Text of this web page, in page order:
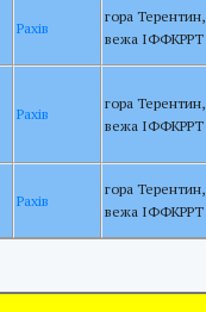
Рахів
гора Терентин,
вежа ІФФКРРТ
Рахів
гора Терентин,
вежа ІФФКРРТ
Рахів
гора Терентин,
вежа ІФФКРРТ